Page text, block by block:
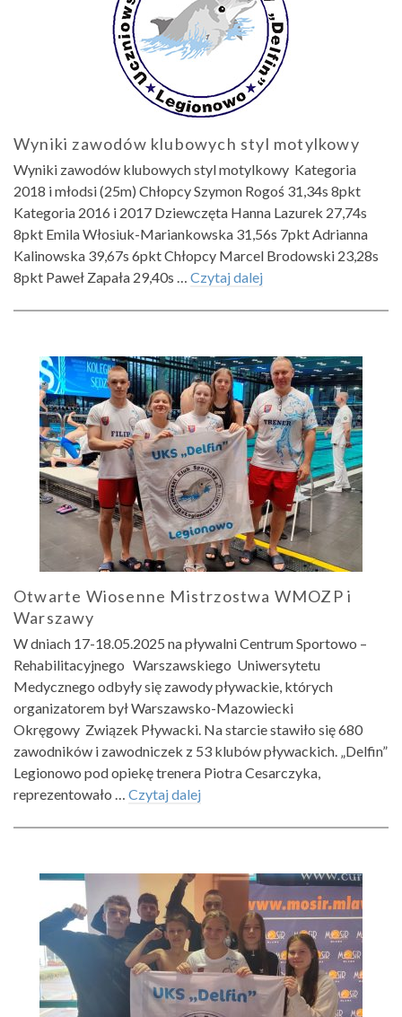
Wyniki zawodów klubowych styl motylkowy
Wyniki zawodów klubowych styl motylkowy Kategoria
2018 i młodsi (25m) Chłopcy Szymon Rogoś 31,34s 8pkt
Kategoria 2016 i 2017 Dziewczęta Hanna Lazurek 27,74s
8pkt Emila Włosiuk-Mariankowska 31,56s 7pkt Adrianna
Kalinowska 39,67s 6pkt Chłopcy Marcel Brodowski 23,28s
8pkt Paweł Zapała 29,40s … Czytaj dalej
Otwarte Wiosenne Mistrzostwa WMOZP i
Warszawy
W dniach 17-18.05.2025 na pływalni Centrum Sportowo –
Rehabilitacyjnego Warszawskiego Uniwersytetu
Medycznego odbyły się zawody pływackie, których
organizatorem był Warszawsko-Mazowiecki
Okręgowy Związek Pływacki. Na starcie stawiło się 680
zawodników i zawodniczek z 53 klubów pływackich. „Delfin”
Legionowo pod opiekę trenera Piotra Cesarczyka,
reprezentowało … Czytaj dalej